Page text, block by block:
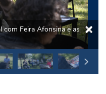
com Feira Afonsina e as